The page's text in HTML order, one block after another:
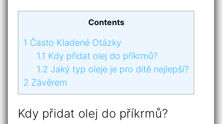
Contents
1 Často Kladené Otázky
1.1 Kdy přidat olej do příkrmů?
1.2 Jaký typ oleje je pro dítě nejlepší?
2 Závěrem
Kdy přidat olej do příkrmů?